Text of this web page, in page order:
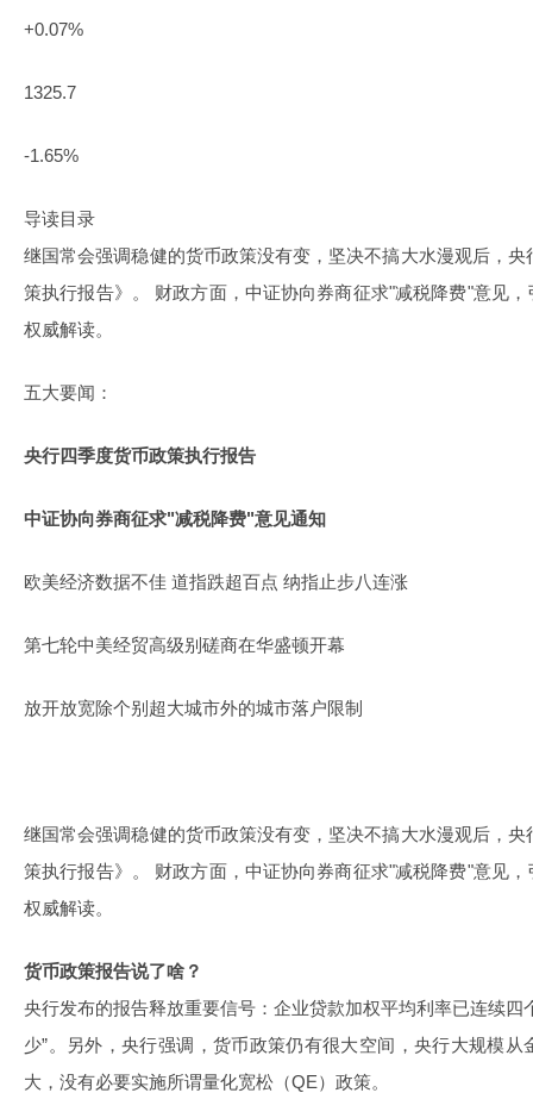
+0.07%
1325.7
-1.65%
导读目录
继国常会强调稳健的货币政策没有变，坚决不搞大水漫观后，
策执行报告》。 财政方面，中证协向券商征求"减税降费"意见
权威解读。
五大要闻：
央行四季度货币政策执行报告
中证协向券商征求"减税降费"意见通知
欧美经济数据不佳 道指跌超百点 纳指止步八连涨
第七轮中美经贸高级别磋商在华盛顿开幕
放开放宽除个别超大城市外的城市落户限制
继国常会强调稳健的货币政策没有变，坚决不搞大水漫观后，
策执行报告》。 财政方面，中证协向券商征求"减税降费"意见
权威解读。
货币政策报告说了啥？
央行发布的报告释放重要信号：企业贷款加权平均利率已连续四
少”。另外，央行强调，货币政策仍有很大空间，央行大规模从
大，没有必要实施所谓量化宽松（QE）政策。